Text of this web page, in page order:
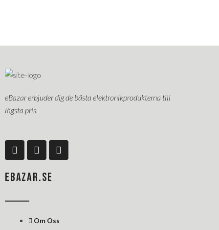
eBazar erbjuder dig de bästa elektronikprodukterna till
lägsta pris.
F
a
e
b
o
L
i
k
e
-
P
i
t
EBAZAR.SE
Om Oss